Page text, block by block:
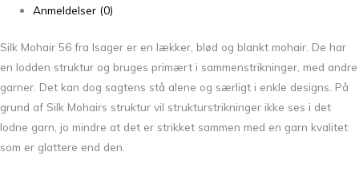
Anmeldelser (0)
Silk Mohair 56 fra Isager er en lækker, blød og blankt mohair. De har
en lodden struktur og bruges primært i sammenstrikninger, med andre
garner. Det kan dog sagtens stå alene og særligt i enkle designs. På
grund af Silk Mohairs struktur vil strukturstrikninger ikke ses i det
lodne garn, jo mindre at det er strikket sammen med en garn kvalitet
som er glattere end den.